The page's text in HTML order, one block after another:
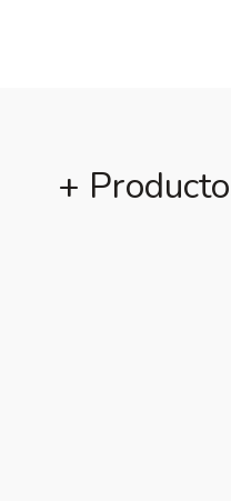
+